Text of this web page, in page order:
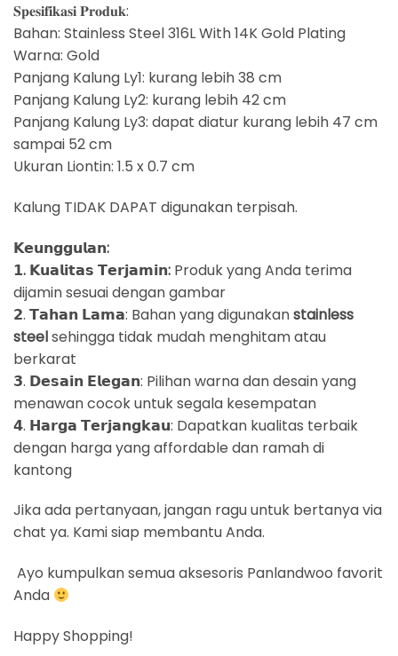
𝐒𝐩𝐞𝐬𝐢𝐟𝐢𝐤𝐚𝐬𝐢 𝐏𝐫𝐨𝐝𝐮𝐤:
Bahan: Stainless Steel 316L With 14K Gold Plating
Warna: Gold
Panjang Kalung Ly1: kurang lebih 38 cm
Panjang Kalung Ly2: kurang lebih 42 cm
Panjang Kalung Ly3: dapat diatur kurang lebih 47 cm
sampai 52 cm
Ukuran Liontin: 1.5 x 0.7 cm
Kalung TIDAK DAPAT digunakan terpisah.
𝗞𝗲𝘂𝗻𝗴𝗴𝘂𝗹𝗮𝗻:
𝟭. 𝗞𝘂𝗮𝗹𝗶𝘁𝗮𝘀 𝗧𝗲𝗿𝗷𝗮𝗺𝗶𝗻: Produk yang Anda terima
dijamin sesuai dengan gambar
𝟮. 𝗧𝗮𝗵𝗮𝗻 𝗟𝗮𝗺𝗮: Bahan yang digunakanstainless
steelsehingga tidak mudah menghitam atau
berkarat
𝟯. 𝗗𝗲𝘀𝗮𝗶𝗻 𝗘𝗹𝗲𝗴𝗮𝗻: Pilihan warna dan desain yang
menawan cocok untuk segala kesempatan
𝟰. 𝗛𝗮𝗿𝗴𝗮 𝗧𝗲𝗿𝗷𝗮𝗻𝗴𝗸𝗮𝘂: Dapatkan kualitas terbaik
dengan harga yang affordable dan ramah di
kantong
Jika ada pertanyaan, jangan ragu untuk bertanya via
chat ya. Kami siap membantu Anda.
Ayo kumpulkan semua aksesoris Panlandwoo favorit
Anda
Happy Shopping!